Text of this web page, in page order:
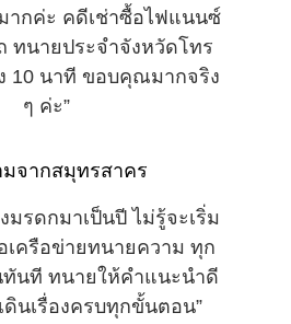
ากค่ะ คดีเช่าซื้อไฟแนนซ์
ทนายประจำจังหวัดโทร
10 นาที ขอบคุณมากจริง
ๆ ค่ะ”
จากสมุทรสาคร
มรดกมาเป็นปี ไม่รู้จะเริ่ม
เครือข่ายทนายความ ทุก
ทันที ทนายให้คำแนะนำดี
นเรื่องครบทุกขั้นตอน”